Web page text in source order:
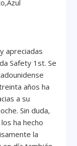
apreciadas
Safety 1st. Se
años ha
a su
Sin duda,
ha hecho
la